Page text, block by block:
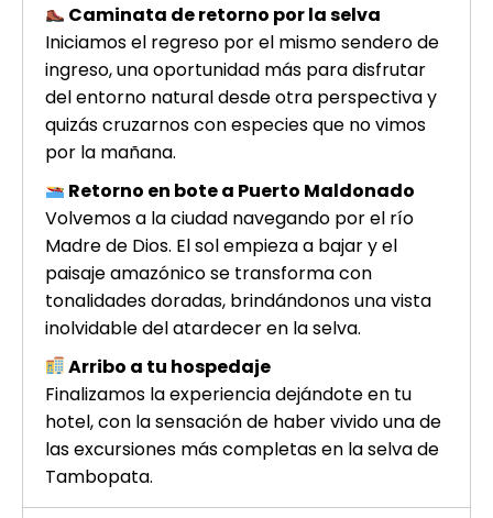
Caminata de retorno por la selva
Iniciamos el regreso por el mismo sendero de
ingreso, una oportunidad más para disfrutar
del entorno natural desde otra perspectiva y
quizás cruzarnos con especies que no vimos
por la mañana.
Retorno en bote a Puerto Maldonado
Volvemos a la ciudad navegando por el río
Madre de Dios. El sol empieza a bajar y el
paisaje amazónico se transforma con
tonalidades doradas, brindándonos una vista
inolvidable del atardecer en la selva.
Arribo a tu hospedaje
Finalizamos la experiencia dejándote en tu
hotel, con la sensación de haber vivido una de
las excursiones más completas en la selva de
Tambopata.